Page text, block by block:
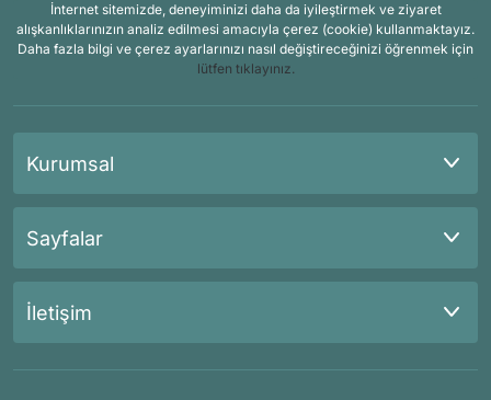
İnternet sitemizde, deneyiminizi daha da iyileştirmek ve ziyaret
alışkanlıklarınızın analiz edilmesi amacıyla çerez (cookie) kullanmaktayız.
Daha fazla bilgi ve çerez ayarlarınızı nasıl değiştireceğinizi öğrenmek için
lütfen tıklayınız.
Kurumsal
Sayfalar
İletişim